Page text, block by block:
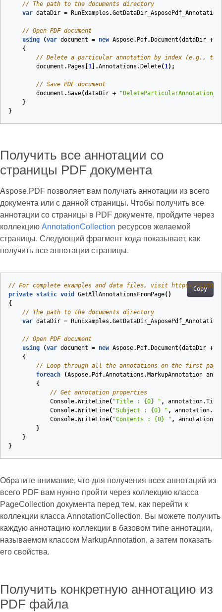
// The path to the documents directory
var dataDir = RunExamples .
// Open PDF document
using
(var document = new Aspose. Pdf. Document (dataDir +
{
// Delete a particular annotation by index (e.g.,
document . Pages 1 ].Annotations . Delete( 1);
// Save PDF document
document .Save(dataDir +
}
}
Получить все аннотации со
страницы PDF документа
Aspose.PDF позволяет вам получать аннотации из всего
документа или с данной страницы. Чтобы получить все
аннотации со страницы в PDF документе, пройдите через
коллекцию AnnotationCollection ресурсов желаемой
страницы. Следующий фрагмент кода показывает, как
получить все аннотации страницы.
Copy
// For complete examples and data files, visit https://
private static void GetAllAnnotationsFromPage( )
{
// The path to the documents directory
var dataDir = RunExamples .
// Open PDF document
using
(var document = new Aspose. Pdf. Document (dataDir +
{
// Loop through all the annotations on the first page
foreach
(Aspose. Pdf.Annotations . MarkupAnnotation
{
// Get annotation properties
Console.WriteLine( "Title : {0} " , annotation.
Console.WriteLine( "Subject : {0} " , annotation.
Console.WriteLine( "Contents : {0} " , annotation
}
}
}
Обратите внимание, что для получения всех аннотаций из
всего PDF вам нужно пройти через коллекцию класса
PageCollection документа перед тем, как перейти к
коллекции класса AnnotationCollection. Вы можете получить
каждую аннотацию коллекции в базовом типе аннотации,
называемом классом MarkupAnnotation, а затем показать
его свойства.
Получить конкретную аннотацию из
PDF файла